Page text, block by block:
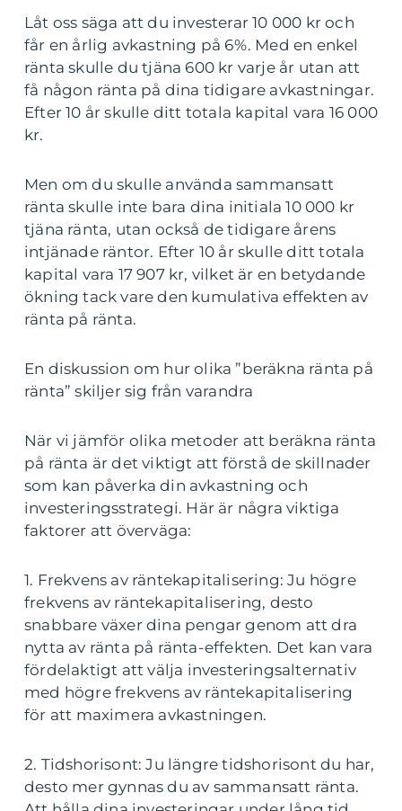
Låt oss säga att du investerar 10 000 kr och
får en årlig avkastning på 6%. Med en enkel
ränta skulle du tjäna 600 kr varje år utan att
få någon ränta på dina tidigare avkastningar.
Efter 10 år skulle ditt totala kapital vara 16 000
kr.
Men om du skulle använda sammansatt
ränta skulle inte bara dina initiala 10 000 kr
tjäna ränta, utan också de tidigare årens
intjänade räntor. Efter 10 år skulle ditt totala
kapital vara 17 907 kr, vilket är en betydande
ökning tack vare den kumulativa effekten av
ränta på ränta.
En diskussion om hur olika ”beräkna ränta på
ränta” skiljer sig från varandra
När vi jämför olika metoder att beräkna ränta
på ränta är det viktigt att förstå de skillnader
som kan påverka din avkastning och
investeringsstrategi. Här är några viktiga
faktorer att överväga:
1. Frekvens av räntekapitalisering: Ju högre
frekvens av räntekapitalisering, desto
snabbare växer dina pengar genom att dra
nytta av ränta på ränta-effekten. Det kan vara
fördelaktigt att välja investeringsalternativ
med högre frekvens av räntekapitalisering
för att maximera avkastningen.
2. Tidshorisont: Ju längre tidshorisont du har,
desto mer gynnas du av sammansatt ränta.